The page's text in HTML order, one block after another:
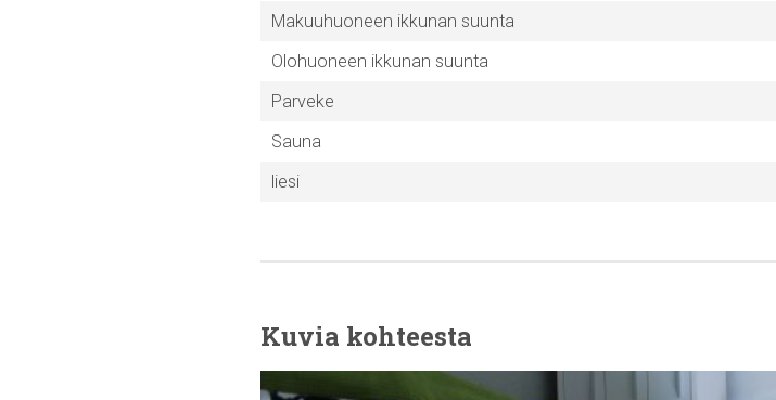
Makuuhuoneen ikkunan suunta
Olohuoneen ikkunan suunta
Parveke
Sauna
liesi
Kuvia kohteesta